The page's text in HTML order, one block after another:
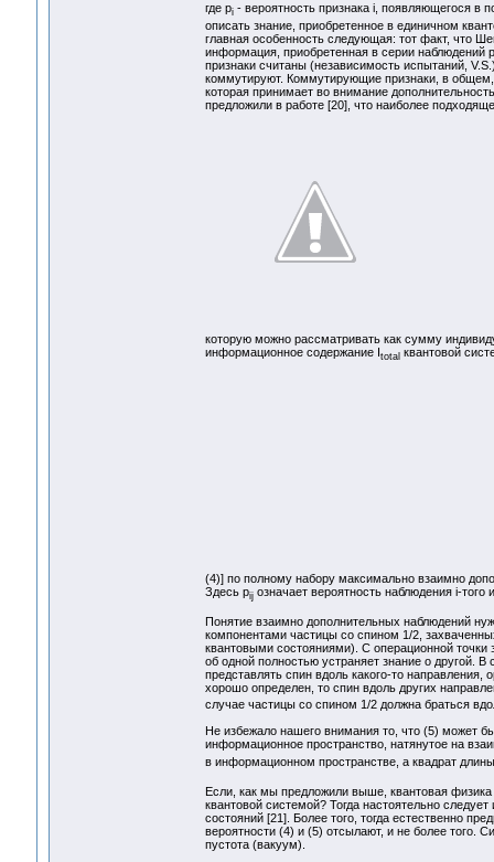
где pi- вероятность признака i, появляющегося в
описать знание, приобретенное в единичном
главная особенность следующая: тот факт, что
информация, приобретенная в серии наблюдений
признаки считаны (независимость испытаний,
коммутируют. Коммутирующие признаки, в
которая принимает во внимание
предложили в работе [20], что наиболее
которую можно рассматривать как сумму
информационное содержание Itotalквантовой
(4)] по полному набору максимально взаимно
Здесь pijозначает вероятность наблюдения i-того
Понятие взаимно дополнительных наблюдений
компонентами частицы со спином 1/2,
квантовыми состояниями). С операционной
об одной полностью устраняет знание о другой.
представлять спин вдоль какого-то направления,
хорошо определен, то спин вдоль других
случае частицы со спином 1/2 должна браться
Не избежало нашего внимания то, что (5) может
информационное пространство, натянутое на
в информационном пространстве, а квадрат
Если, как мы предложили выше, квантовая
квантовой системой? Тогда настоятельно
состояний [21]. Более того, тогда естественно
вероятности (4) и (5) отсылают, и не более того.
пустота (вакуум).